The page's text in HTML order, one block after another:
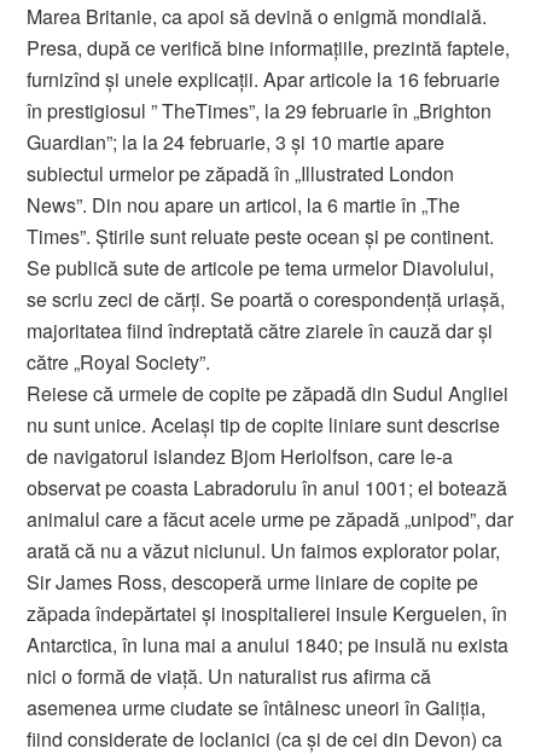
Marea Britanie, ca apoi să devină o enigmă mondială.
Presa, după ce verifică bine informaţiile, prezintă faptele,
furnizînd şi unele explicaţii. Apar articole la 16 februarie
în prestigiosul ” TheTimes”, la 29 februarie în „Brighton
Guardian”; la la 24 februarie, 3 şi 10 martie apare
subiectul urmelor pe zăpadă în „Illustrated London
News”. Din nou apare un articol, la 6 martie în „The
Times”. Ştirile sunt reluate peste ocean şi pe continent.
Se publică sute de articole pe tema urmelor Diavolului,
se scriu zeci de cărţi. Se poartă o corespondenţă uriaşă,
majoritatea fiind îndreptată către ziarele în cauză dar şi
către „Royal Society”.
Reiese că urmele de copite pe zăpadă din Sudul Angliei
nu sunt unice. Acelaşi tip de copite liniare sunt descrise
de navigatorul islandez Bjom Heriolfson, care le-a
observat pe coasta Labradorulu în anul 1001; el botează
animalul care a făcut acele urme pe zăpadă „unipod”, dar
arată că nu a văzut niciunul. Un faimos explorator polar,
Sir James Ross, descoperă urme liniare de copite pe
zăpada îndepărtatei şi inospitalierei insule Kerguelen, în
Antarctica, în luna mai a anului 1840; pe insulă nu exista
nici o formă de viaţă. Un naturalist rus afirma că
asemenea urme ciudate se întâlnesc uneori în Galiţia,
fiind considerate de loclanici (ca şi de cei din Devon) ca